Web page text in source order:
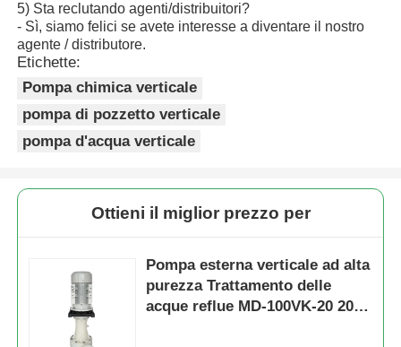
5) Sta reclutando agenti/distribuitori?
- Sì, siamo felici se avete interesse a diventare il nostro
agente / distributore.
Etichette:
Pompa chimica verticale
pompa di pozzetto verticale
pompa d'acqua verticale
Ottieni il miglior prezzo per
Pompa esterna verticale ad alta
purezza Trattamento delle
acque reflue MD-100VK-20 20